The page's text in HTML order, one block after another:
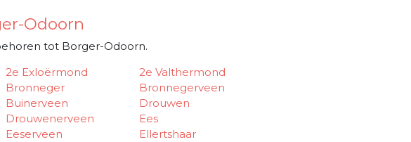
Odoorn
tot Borger-Odoorn.
2e Exloërmond
2e Valthermond
Bronneger
Bronnegerveen
Buinerveen
Drouwen
Drouwenerveen
Ees
Eeserveen
Ellertshaar